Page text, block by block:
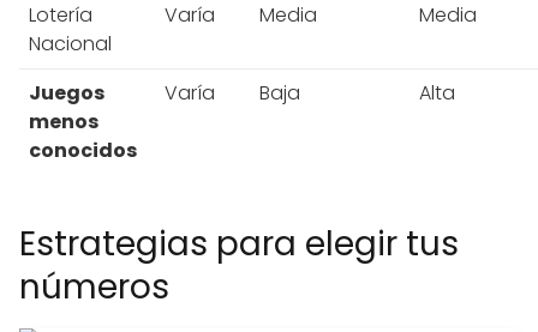
Lotería
Nacional
Varía Media Media
Juegos
menos
conocidos
Varía Baja Alta
Estrategias para elegir tus
números